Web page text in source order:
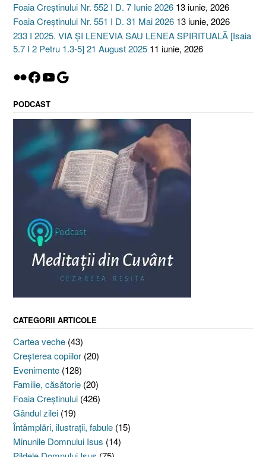
Foaia Creștinului Nr. 552 I D. 7 Iunie 2026 13 iunie, 2026
Foaia Creștinului Nr. 551 I D. 31 Mai 2026 13 iunie, 2026
233 I 2025. VIA ȘI LENEVIA SAU LENEA SPIRITUALĂ [Isaia
5.7 I 2 Petru 1.3-5] 21 August 2025 11 iunie, 2026
Flickr
Facebook
YouTube
Google
PODCAST
CATEGORII ARTICOLE
Cartea veche (43)
Creşterea copiilor (20)
Evenimente (128)
Familie, căsătorie (20)
Foaia Creştinului (426)
Gândul zilei (19)
Întâmplări, ilustraţii, fabule (15)
Minunile Domnului Isus (14)